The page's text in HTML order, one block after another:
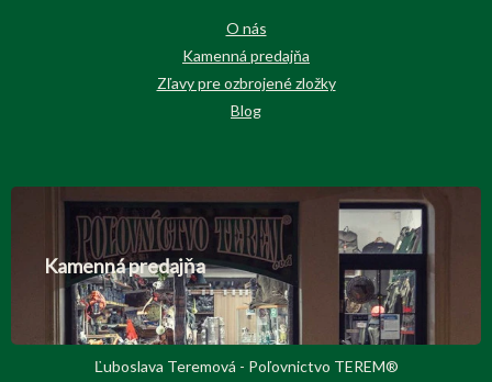
O nás
Kamenná predajňa
Zľavy pre ozbrojené zložky
Blog
Kamenná predajňa
Ľuboslava Teremová - Poľovnictvo TEREM®